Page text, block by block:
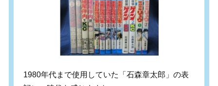
1980年代まで使用していた「石森章太郎」の表